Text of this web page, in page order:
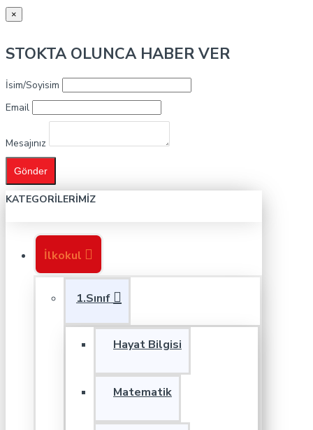
×
STOKTA OLUNCA HABER VER
İsim/Soyisim
Email
Mesajınız
Gönder
KATEGORILERIMIZ
İlkokul
1.Sınıf
Hayat Bilgisi
Matematik